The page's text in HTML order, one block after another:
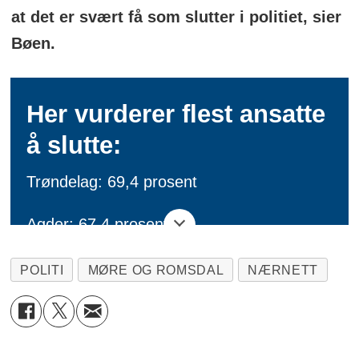
at det er svært få som slutter i politiet, sier
Bøen.
Her vurderer flest ansatte
å slutte:
Trøndelag: 69,4 prosent
Agder: 67,4 prosent
Sør-Vest: 64,5 prosent
Møre og Romsdal: 61 prosent
POLITI MØRE OG ROMSDAL NÆRNETT